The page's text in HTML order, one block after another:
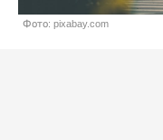
Фото: pixabay.com